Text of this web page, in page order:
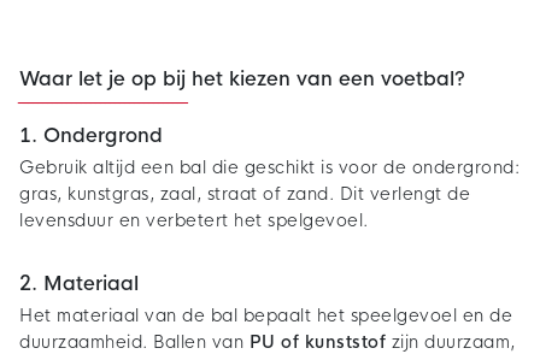
Waar let je op bij het kiezen van een voetbal?
1. Ondergrond
Gebruik altijd een bal die geschikt is voor de ondergrond:
gras, kunstgras, zaal, straat of zand. Dit verlengt de
levensduur en verbetert het spelgevoel.
2. Materiaal
Het materiaal van de bal bepaalt het speelgevoel en de
duurzaamheid. Ballen van PU of kunststof zijn duurzaam,